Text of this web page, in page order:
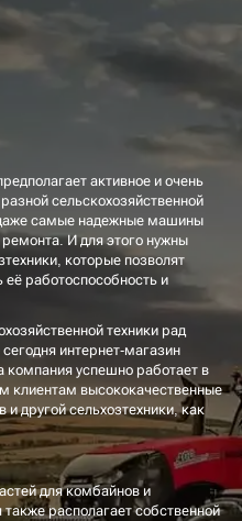
активное и очень
сельскохозяйственной
самые надежные машины
И для этого нужны
которые позволят
работоспособность и
техники рад
интернет-магазин
успешно работает в
клиентам высококачественные
другой сельхозтехники, как
для комбайнов и
располагает собственной